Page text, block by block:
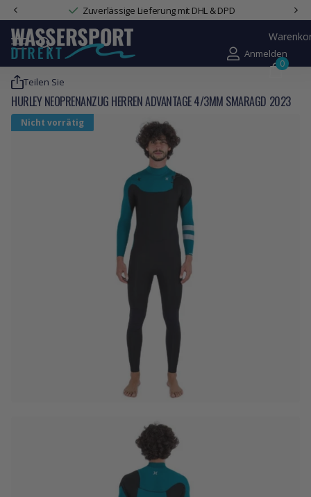
Zuverlässige Lieferung mit DHL & DPD
Anmelden
0
Teilen Sie
HURLEY NEOPRENANZUG HERREN ADVANTAGE 4/3MM SMARAGD 2023
Nicht vorrätig